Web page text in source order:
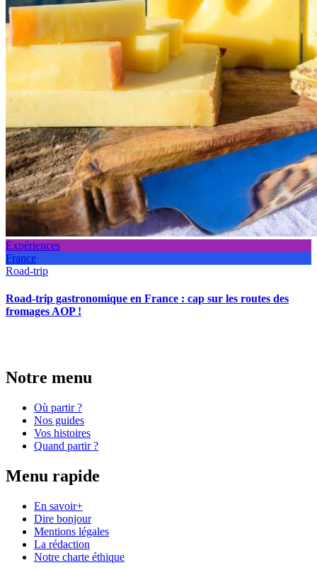
Expériences
France
Road-trip
Road-trip gastronomique en France : cap sur les routes des
fromages AOP !
Notre menu
Où partir ?
Nos guides
Vos histoires
Quand partir ?
Menu rapide
En savoir+
Dire bonjour
Mentions légales
La rédaction
Notre charte éthique